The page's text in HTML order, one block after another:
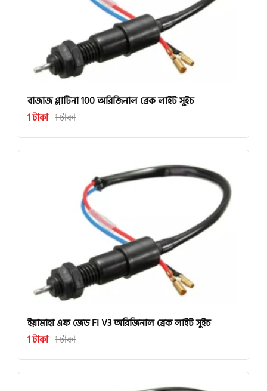
বাজাজ প্লাটিনা 100 অরিজিনাল ব্রেক লাইট সুইচ
1 টাকা 1 টাকা
ইয়ামাহা এফ জেড FI V3 অরিজিনাল ব্রেক লাইট সুইচ
1 টাকা 1 টাকা